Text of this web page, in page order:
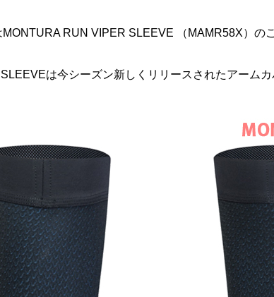
RUN VIPER SLEEVE （MAMR58X）の
は今シーズン新しくリリースされたアームカ